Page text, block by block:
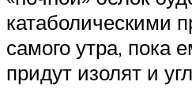
катаболическими
самого утра, пока
придут изолят и